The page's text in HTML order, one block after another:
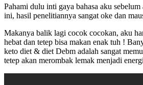
Pahami dulu inti gaya bahasa aku
ini, hasil penelitiannya sangat oke dan
Makanya balik lagi cocok cocokan, aku
hebat dan tetep bisa makan enak tuh !
keto diet & diet Debm adalah sangat
tetep akan merombak lemak menjadi